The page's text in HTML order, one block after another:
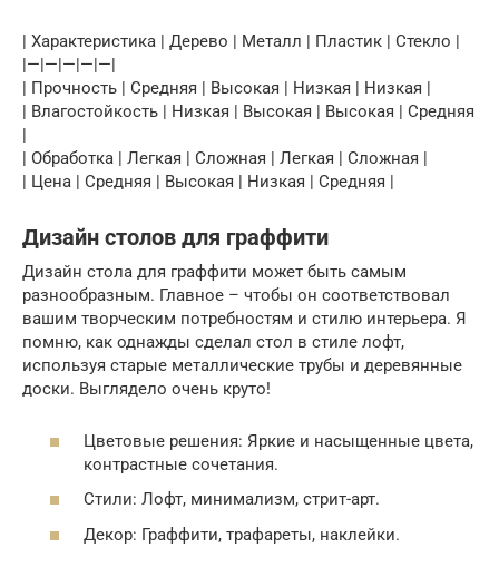
| Характеристика | Дерево | Металл | Пластик | Стекло |
|—|—|—|—|—|
| Прочность | Средняя | Высокая | Низкая | Низкая |
| Влагостойкость | Низкая | Высокая | Высокая | Средняя
|
| Обработка | Легкая | Сложная | Легкая | Сложная |
| Цена | Средняя | Высокая | Низкая | Средняя |
Дизайн столов для граффити
Дизайн стола для граффити может быть самым
разнообразным. Главное – чтобы он соответствовал
вашим творческим потребностям и стилю интерьера. Я
помню, как однажды сделал стол в стиле лофт,
используя старые металлические трубы и деревянные
доски. Выглядело очень круто!
Цветовые решения: Яркие и насыщенные цвета,
контрастные сочетания.
Стили: Лофт, минимализм, стрит-арт.
Декор: Граффити, трафареты, наклейки.